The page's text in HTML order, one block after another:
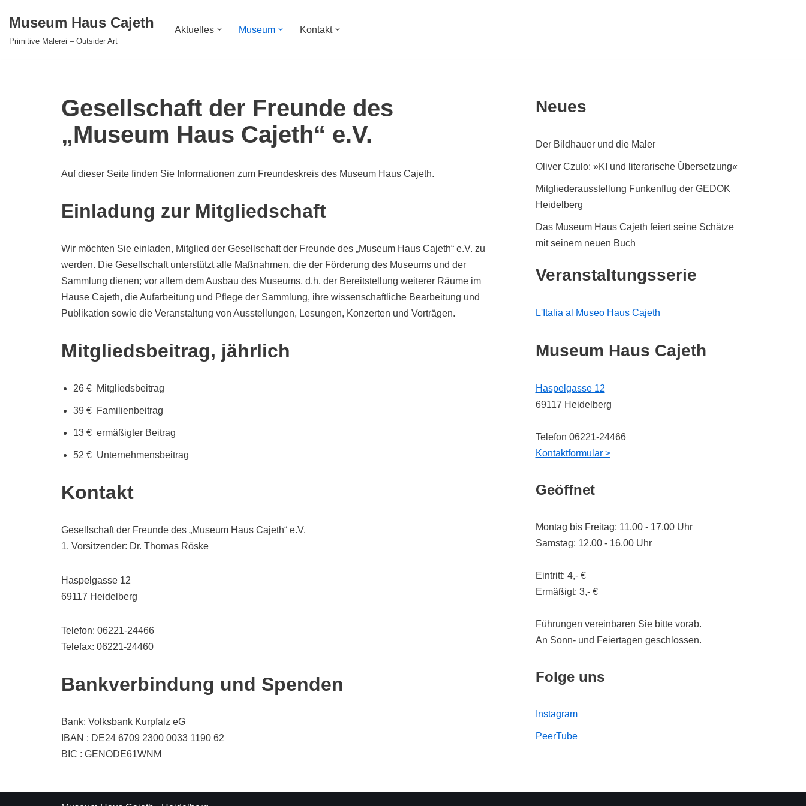
Museum Haus Cajeth
Primitive Malerei – Outsider Art
Aktuelles Museum Kontakt
Gesellschaft der Freunde des
„Museum Haus Cajeth“ e.V.
Auf dieser Seite finden Sie Informationen zum Freundeskreis des Museum Haus Cajeth.
Einladung zur Mitgliedschaft
Wir möchten Sie einladen, Mitglied der Gesellschaft der Freunde des „Museum Haus Cajeth“ e.V. zu
werden. Die Gesellschaft unterstützt alle Maßnahmen, die der Förderung des Museums und der
Sammlung dienen; vor allem dem Ausbau des Museums, d.h. der Bereitstellung weiterer Räume im
Hause Cajeth, die Aufarbeitung und Pflege der Sammlung, ihre wissenschaftliche Bearbeitung und
Publikation sowie die Veranstaltung von Ausstellungen, Lesungen, Konzerten und Vorträgen.
Mitgliedsbeitrag, jährlich
26 € Mitgliedsbeitrag
39 € Familienbeitrag
13 € ermäßigter Beitrag
52 € Unternehmensbeitrag
Kontakt
Gesellschaft der Freunde des „Museum Haus Cajeth“ e.V.
1. Vorsitzender: Dr. Thomas Röske
Haspelgasse 12
69117 Heidelberg
Telefon: 06221-24466
Telefax: 06221-24460
Bankverbindung und Spenden
Bank: Volksbank Kurpfalz eG
IBAN : DE24 6709 2300 0033 1190 62
BIC : GENODE61WNM
Neues
Der Bildhauer und die Maler
Oliver Czulo: »KI und literarische Übersetzung«
Mitgliederausstellung Funkenflug der GEDOK
Heidelberg
Das Museum Haus Cajeth feiert seine Schätze
mit seinem neuen Buch
Veranstaltungsserie
L'Italia al Museo Haus Cajeth
Museum Haus Cajeth
Haspelgasse 12
69117 Heidelberg
Telefon 06221-24466
Kontaktformular >
Geöffnet
Montag bis Freitag: 11.00 - 17.00 Uhr
Samstag: 12.00 - 16.00 Uhr
Eintritt: 4,- €
Ermäßigt: 3,- €
Führungen vereinbaren Sie bitte vorab.
An Sonn- und Feiertagen geschlossen.
Folge uns
Instagram
PeerTube